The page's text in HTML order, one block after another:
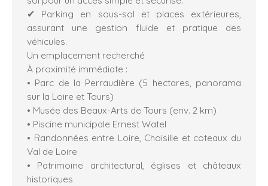
✔ Parking en sous-sol et places extérieures,
assurant une gestion fluide et pratique des
véhicules.
Un emplacement recherché
À proximité immédiate :
• Parc de la Perraudière (5 hectares, panorama
sur la Loire et Tours)
• Musée des Beaux-Arts de Tours (env. 2 km)
• Piscine municipale Ernest Watel
• Randonnées entre Loire, Choisille et coteaux du
Val de Loire
• Patrimoine architectural, églises et châteaux
historiques